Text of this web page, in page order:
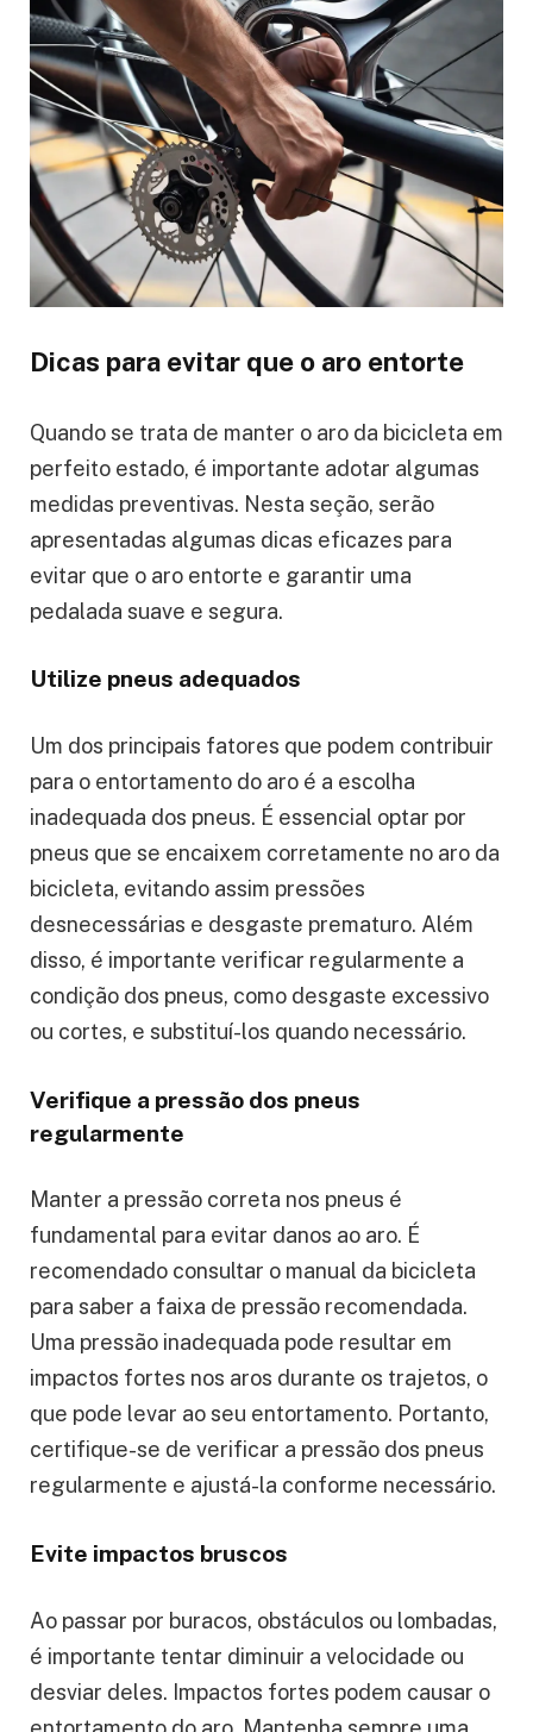
Dicas para evitar que o aro entorte
Quando se trata de manter o aro da bicicleta em
perfeito estado, é importante adotar algumas
medidas preventivas. Nesta seção, serão
apresentadas algumas dicas eficazes para
evitar que o aro entorte e garantir uma
pedalada suave e segura.
Utilize pneus adequados
Um dos principais fatores que podem contribuir
para o entortamento do aro é a escolha
inadequada dos pneus. É essencial optar por
pneus que se encaixem corretamente no aro da
bicicleta, evitando assim pressões
desnecessárias e desgaste prematuro. Além
disso, é importante verificar regularmente a
condição dos pneus, como desgaste excessivo
ou cortes, e substituí-los quando necessário.
Verifique a pressão dos pneus
regularmente
Manter a pressão correta nos pneus é
fundamental para evitar danos ao aro. É
recomendado consultar o manual da bicicleta
para saber a faixa de pressão recomendada.
Uma pressão inadequada pode resultar em
impactos fortes nos aros durante os trajetos, o
que pode levar ao seu entortamento. Portanto,
certifique-se de verificar a pressão dos pneus
regularmente e ajustá-la conforme necessário.
Evite impactos bruscos
Ao passar por buracos, obstáculos ou lombadas,
é importante tentar diminuir a velocidade ou
desviar deles. Impactos fortes podem causar o